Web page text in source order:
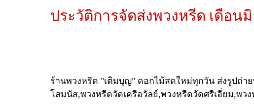
ประวัติการจัดส่งพวงหรีด เดือน
ร้านพวงหรีด "เติมบุญ" ดอกไม้สดใหม่ทุกวัน ส่งรูปถ่
โสมนัส,พวงหรีดวัดเครือวัลย์,พวงหรีดวัดศรีเอี่ยม,พว